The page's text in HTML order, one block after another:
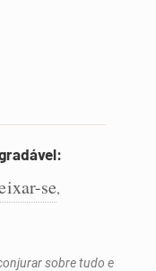
se,
sobre tudo e